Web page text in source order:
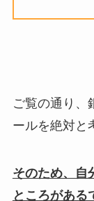
ご覧の通り、
ールを絶対と
そのため、自
ところがある